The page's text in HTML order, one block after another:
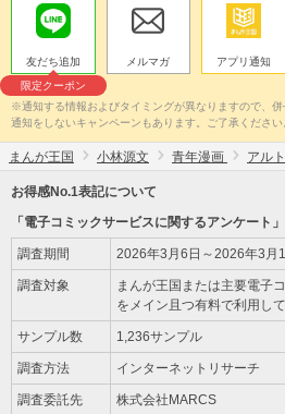
友だち追加
限定クーポン
メルマガ アプリ通知
※通知する情報およびタイミングが異なりますので、
通知をしないキャンペーンもあります。ご了承ください
まんが王国 小林源文 青年漫画 アル
お得感No.1表記について
「電子コミックサービスに関するアンケート」
調査期間 2026年3月6日～2026年3月
調査対象
まんが王国または主要電子
をメイン且つ有料で利用し
サンプル数 1,236サンプル
調査方法 インターネットリサーチ
調査委託先 株式会社MARCS